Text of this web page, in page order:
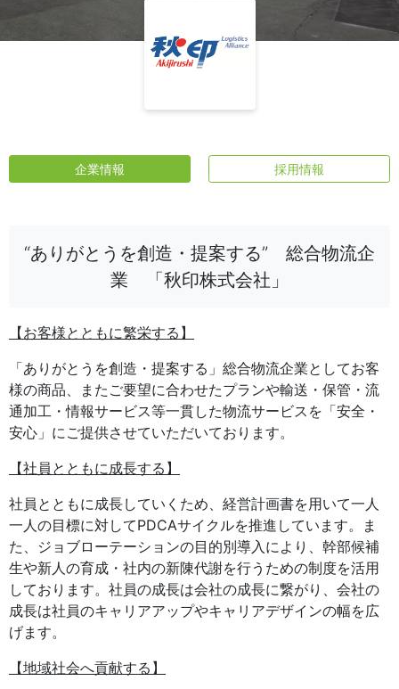
企業情報 採用情報
“ありがとうを創造・提案する” 総合物流企
業 「秋印株式会社」
【お客様とともに繁栄する】
「ありがとうを創造・提案する」総合物流企業としてお客
様の商品、またご要望に合わせたプランや輸送・保管・流
通加工・情報サービス等一貫した物流サービスを「安全・
安心」にご提供させていただいております。
【社員とともに成長する】
社員とともに成長していくため、経営計画書を用いて一人
一人の目標に対してPDCAサイクルを推進しています。ま
た、ジョブローテーションの目的別導入により、幹部候補
生や新人の育成・社内の新陳代謝を行うための制度を活用
しております。社員の成長は会社の成長に繋がり、会社の
成長は社員のキャリアアップやキャリアデザインの幅を広
げます。
【地域社会へ貢献する】